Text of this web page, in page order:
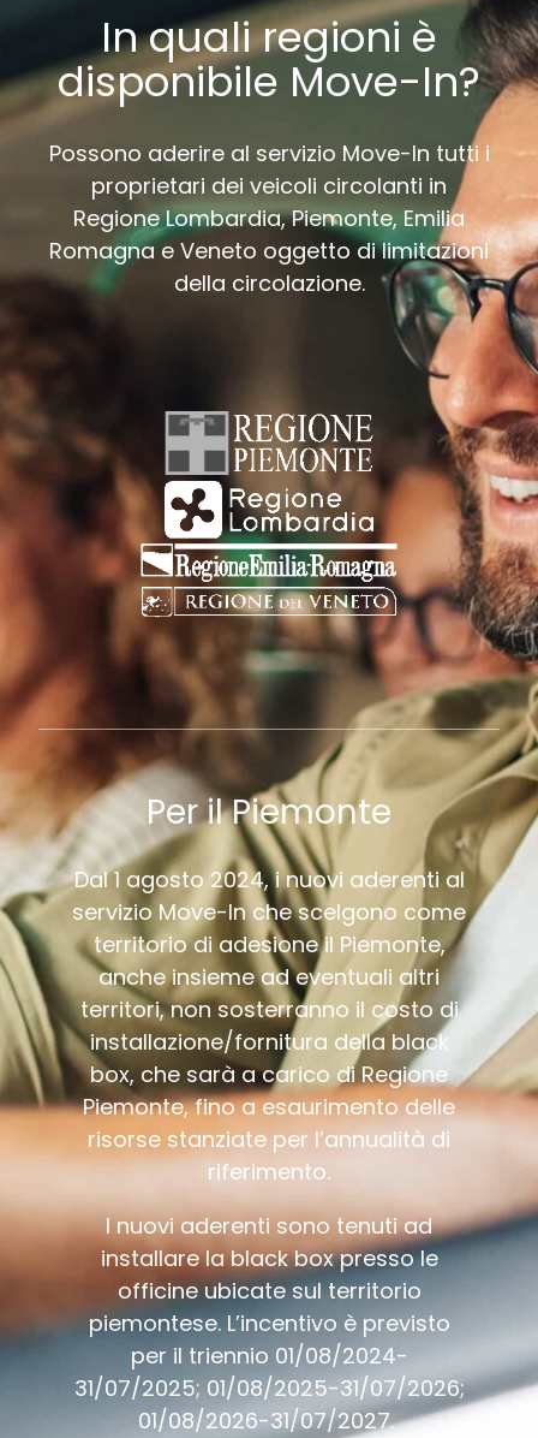
In quali regioni è
disponibile Move-In?
Possono aderire al servizio Move-In tutti i
proprietari dei veicoli circolanti in
Regione Lombardia, Piemonte, Emilia
Romagna e Veneto oggetto di limitazioni
della circolazione.
Per il Piemonte
Dal 1 agosto 2024, i nuovi aderenti al
servizio Move-In che scelgono come
territorio di adesione il Piemonte,
anche insieme ad eventuali altri
territori, non sosterranno il costo di
installazione/fornitura della black
box, che sarà a carico di Regione
Piemonte, fino a esaurimento delle
risorse stanziate per l’annualità di
riferimento.
I nuovi aderenti sono tenuti ad
installare la black box presso le
officine ubicate sul territorio
piemontese. L’incentivo è previsto
per il triennio 01/08/2024-
31/07/2025; 01/08/2025-31/07/2026;
01/08/2026-31/07/2027.